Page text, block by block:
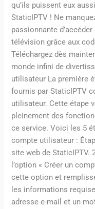
qu’ils puissent eux
StaticIPTV ! Ne
passionnante
télévision grâce aux
Téléchargez dès
monde infini de
utilisateur La première
fournis par StaticIPTV
utilisateur. Cette étape
pleinement des
ce service. Voici les 5
compte utilisateur :
site web de StaticIPTV.
l’option « Créer un
cette option et
les informations
adresse e-mail et un